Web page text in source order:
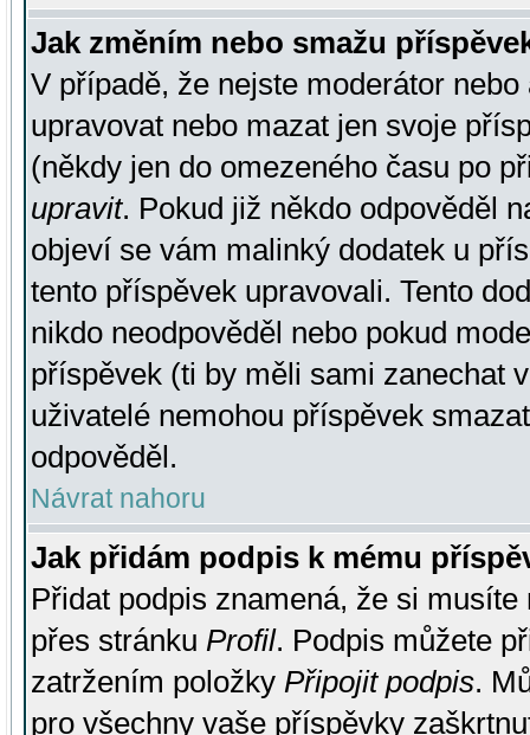
Jak změním nebo smažu
V případě, že nejste moderátor
upravovat nebo mazat jen svoje
(někdy jen do omezeného času po
upravit. Pokud již někdo odpověděl
objeví se vám malinký dodatek u
tento příspěvek upravovali. Tento
nikdo neodpověděl nebo pokud
příspěvek (ti by měli sami zanechat
uživatelé nemohou příspěvek
odpověděl.
Návrat nahoru
Jak přidám podpis k mému
Přidat podpis znamená, že si
přes stránku Profil. Podpis můžete
zatržením položky Připojit podpis.
pro všechny vaše příspěvky